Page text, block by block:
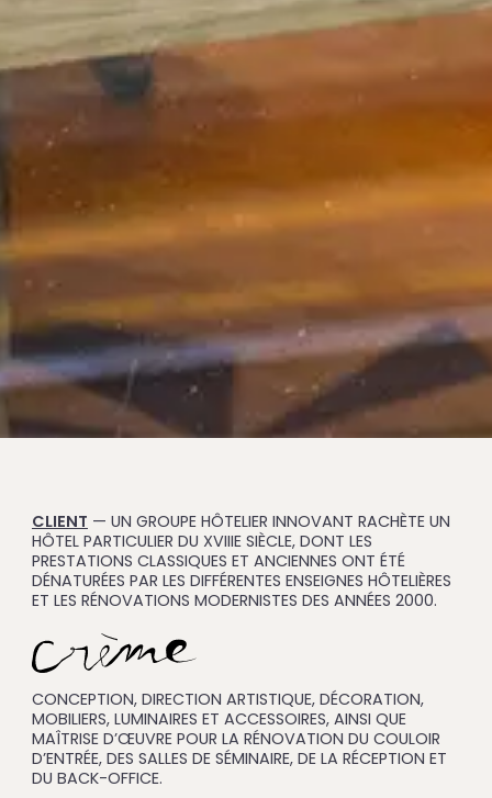
CLIENT — UN GROUPE HÔTELIER INNOVANT RACHÈTE UN
HÔTEL PARTICULIER DU XVIIIE SIÈCLE, DONT LES
PRESTATIONS CLASSIQUES ET ANCIENNES ONT ÉTÉ
DÉNATURÉES PAR LES DIFFÉRENTES ENSEIGNES HÔTELIÈRES
ET LES RÉNOVATIONS MODERNISTES DES ANNÉES 2000.
CONCEPTION, DIRECTION ARTISTIQUE, DÉCORATION,
MOBILIERS, LUMINAIRES ET ACCESSOIRES, AINSI QUE
MAÎTRISE D’ŒUVRE POUR LA RÉNOVATION DU COULOIR
D’ENTRÉE, DES SALLES DE SÉMINAIRE, DE LA RÉCEPTION ET
DU BACK-OFFICE.